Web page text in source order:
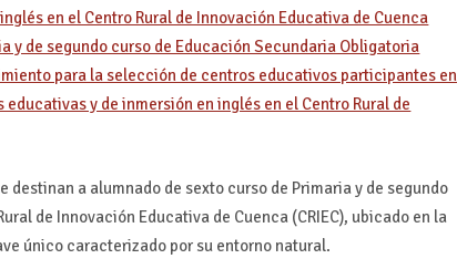
en el Centro Rural de Innovación Educativa de Cuenca
y de segundo curso de Educación Secundaria Obligatoria
para la selección de centros educativos participantes en
y de inmersión en inglés en el Centro Rural de
a alumnado de sexto curso de Primaria y de segundo
de Innovación Educativa de Cuenca (CRIEC), ubicado en la
único caracterizado por su entorno natural.